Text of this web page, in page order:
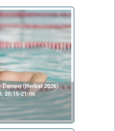
(Herbst 2026)
20:15-21:00